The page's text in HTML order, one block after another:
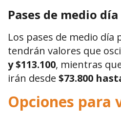
Pases de medio día
Los pases de medio día
tendrán valores que
y $113.100, mientras
irán desde $73.800
Opciones para